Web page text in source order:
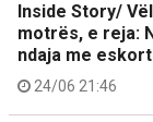
Inside Story/
motrës, e reja:
ndaja me
24/06 21:46